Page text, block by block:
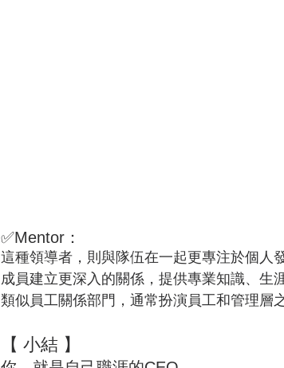
✅Mentor：
這種領導者，則與隊伍在一起更專注於個人
成員建立更深入的關係，提供專業知識、生
類似員工關係部門，通常扮演員工和管理層
【 小結 】